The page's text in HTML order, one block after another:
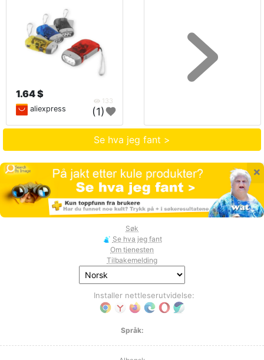
1.64 $
133
aliexpress (1)
Se hva jeg fant >
×
Søk
Se hva jeg fant
Om tjenesten
Tilbakemelding
Installer nettleserutvidelse:
Språk: